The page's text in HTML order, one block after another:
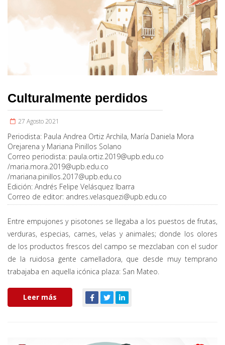
Culturalmente perdidos
27 Agosto 2021
Periodista: Paula Andrea Ortiz Archila, María Daniela Mora
Orejarena y Mariana Pinillos Solano
Correo periodista: paula.ortiz.2019@upb.edu.co
/maria.mora.2019@upb.edu.co
/mariana.pinillos.2017@upb.edu.co
Edición: Andrés Felipe Velásquez Ibarra
Correo de editor: andres.velasquezi@upb.edu.co
Entre empujones y pisotones se llegaba a los puestos de frutas,
verduras, especias, carnes, velas y animales; donde los olores
de los productos frescos del campo se mezclaban con el sudor
de la ruidosa gente camelladora, que desde muy temprano
trabajaba en aquella icónica plaza: San Mateo.
Leer más